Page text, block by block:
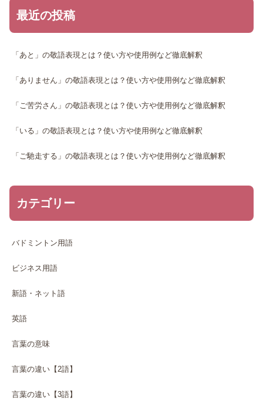
最近の投稿
「あと」の敬語表現とは？使い方や使用例など徹底解釈
「ありません」の敬語表現とは？使い方や使用例など徹底解釈
「ご苦労さん」の敬語表現とは？使い方や使用例など徹底解釈
「いる」の敬語表現とは？使い方や使用例など徹底解釈
「ご馳走する」の敬語表現とは？使い方や使用例など徹底解釈
カテゴリー
バドミントン用語
ビジネス用語
新語・ネット語
英語
言葉の意味
言葉の違い【2語】
言葉の違い【3語】